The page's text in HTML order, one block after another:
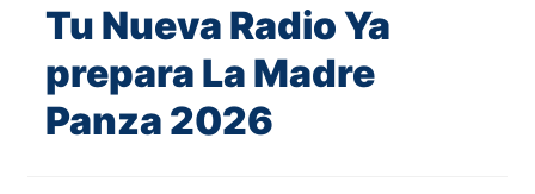
Tu Nueva Radio Ya
prepara La Madre
Panza 2026